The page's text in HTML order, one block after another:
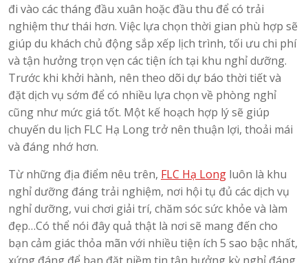
đi vào các tháng đầu xuân hoặc đầu thu để có trải
nghiệm thư thái hơn. Việc lựa chọn thời gian phù hợp sẽ
giúp du khách chủ động sắp xếp lịch trình, tối ưu chi phí
và tận hưởng trọn vẹn các tiện ích tại khu nghỉ dưỡng.
Trước khi khởi hành, nên theo dõi dự báo thời tiết và
đặt dịch vụ sớm để có nhiều lựa chọn về phòng nghỉ
cũng như mức giá tốt. Một kế hoạch hợp lý sẽ giúp
chuyến du lịch FLC Hạ Long trở nên thuận lợi, thoải mái
và đáng nhớ hơn.
Từ những địa điểm nêu trên, FLC Hạ Long luôn là khu
nghỉ dưỡng đáng trải nghiệm, nơi hội tụ đủ các dịch vụ
nghỉ dưỡng, vui chơi giải trí, chăm sóc sức khỏe và làm
đẹp…Có thể nói đây quả thật là nơi sẽ mang đến cho
bạn cảm giác thỏa mãn với nhiều tiện ích 5 sao bậc nhất,